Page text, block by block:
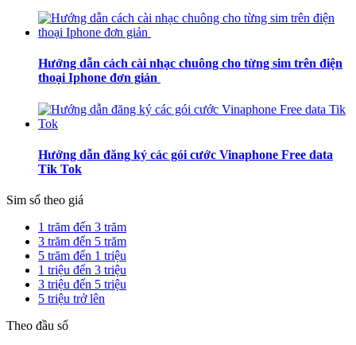
Hướng dẫn cách cài nhạc chuông cho từng sim trên điện
thoại Iphone đơn giản
Hướng dẫn đăng ký các gói cước Vinaphone Free data
Tik Tok
Sim số theo giá
1 trăm đến 3 trăm
3 trăm đến 5 trăm
5 trăm đến 1 triệu
1 triệu đến 3 triệu
3 triệu đến 5 triệu
5 triệu trở lên
Theo đầu số